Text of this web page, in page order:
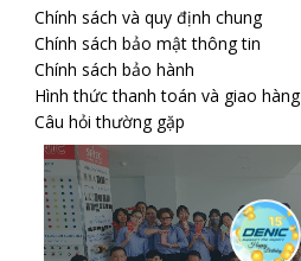
Chính sách và quy định chung
Chính sách bảo mật thông tin
Chính sách bảo hành
Hình thức thanh toán và giao hàng
Câu hỏi thường gặp